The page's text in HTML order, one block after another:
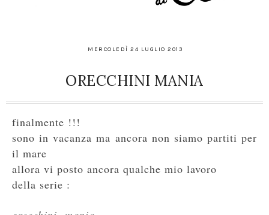
MERCOLEDÌ 24 LUGLIO 2013
ORECCHINI MANIA
finalmente !!!
sono in vacanza ma ancora non siamo partiti per
il mare
allora vi posto ancora qualche mio lavoro
della serie :